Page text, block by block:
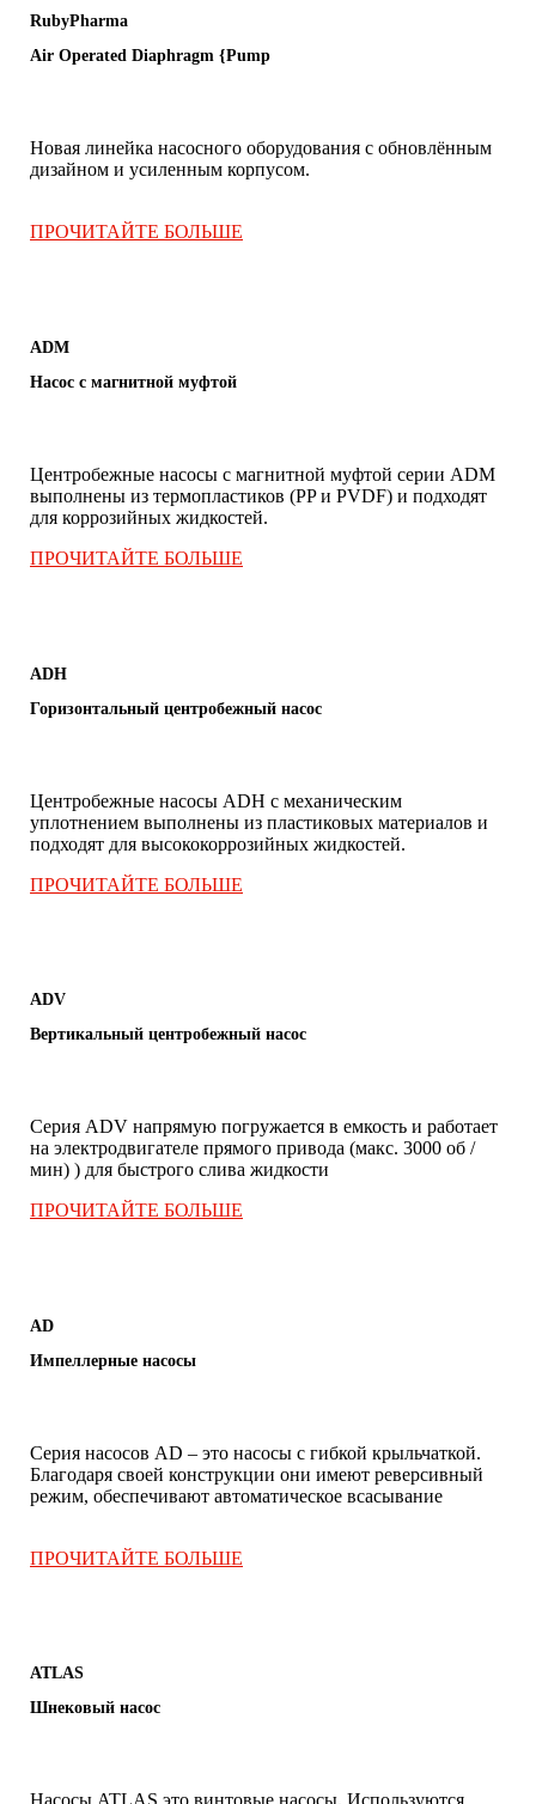
RubyPharma
Air Operated Diaphragm {Pump
Новая линейка насосного оборудования с обновлённым
дизайном и усиленным корпусом.
ПРОЧИТАЙТЕ БОЛЬШЕ
ADM
Насос с магнитной муфтой
Центробежные насосы с магнитной муфтой серии ΑDM
выполнены из термопластиков (PP и PVDF) и подходят
для коррозийных жидкостей.
ПРОЧИТАЙТЕ БОЛЬШЕ
ADH
Горизонтальный центробежный насос
Центробежные насосы ADH с механическим
уплотнением выполнены из пластиковых материалов и
подходят для высококоррозийных жидкостей.
ПРОЧИТАЙТЕ БОЛЬШЕ
ADV
Вертикальный центробежный насос
Серия ADV напрямую погружается в емкость и работает
на электродвигателе прямого привода (макс. 3000 об /
мин) ) для быстрого слива жидкости
ПРОЧИТАЙТЕ БОЛЬШЕ
AD
Импеллерные насосы
Серия насосов AD – это насосы с гибкой крыльчаткой.
Благодаря своей конструкции они имеют реверсивный
режим, обеспечивают автоматическое всасывание
ПРОЧИТАЙТЕ БОЛЬШЕ
ATLAS
Шнековый насос